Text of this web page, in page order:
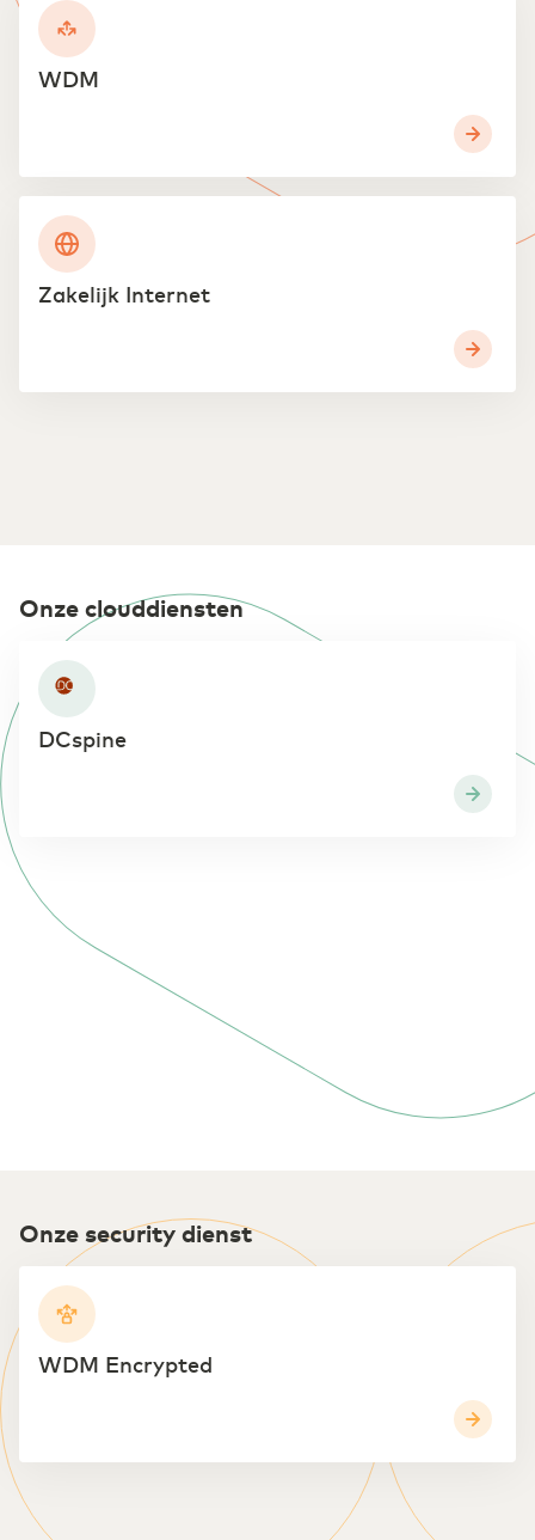
Sneller schakelen door digitalisering
WDM
Zakelijk Internet
Onze clouddiensten
DCspine
Onze security dienst
WDM Encrypted